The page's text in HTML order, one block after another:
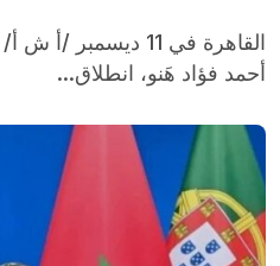
القاهرة في 11 ديسمبر /أ ش أ/ شهد وزير الثقافة الدكتور
أحمد فؤاد هَنو، انطلاق...